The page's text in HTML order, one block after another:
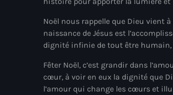
Noël nous rappelle que Dieu vient
naissance de Jésus est
dignité infinie de tout être
Fêter Noël, c’est grandir dans
cœur, à voir en eux la dignité que
l’amour qui change les cœurs et